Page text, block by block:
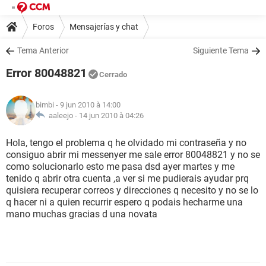
Foros Mensajerías y chat
Tema Anterior Siguiente Tema
Error 80048821 Cerrado
bimbi - 9 jun 2010 à 14:00
aaleejo - 14 jun 2010 à 04:26
Hola, tengo el problema q he olvidado mi contraseña y no
consiguo abrir mi messenyer me sale error 80048821 y no se
como solucionarlo esto me pasa dsd ayer martes y me
tenido q abrir otra cuenta ,a ver si me pudierais ayudar prq
quisiera recuperar correos y direcciones q necesito y no se lo
q hacer ni a quien recurrir espero q podais hecharme una
mano muchas gracias d una novata